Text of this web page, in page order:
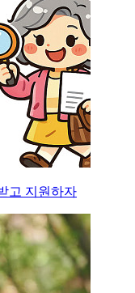
고 지원하자